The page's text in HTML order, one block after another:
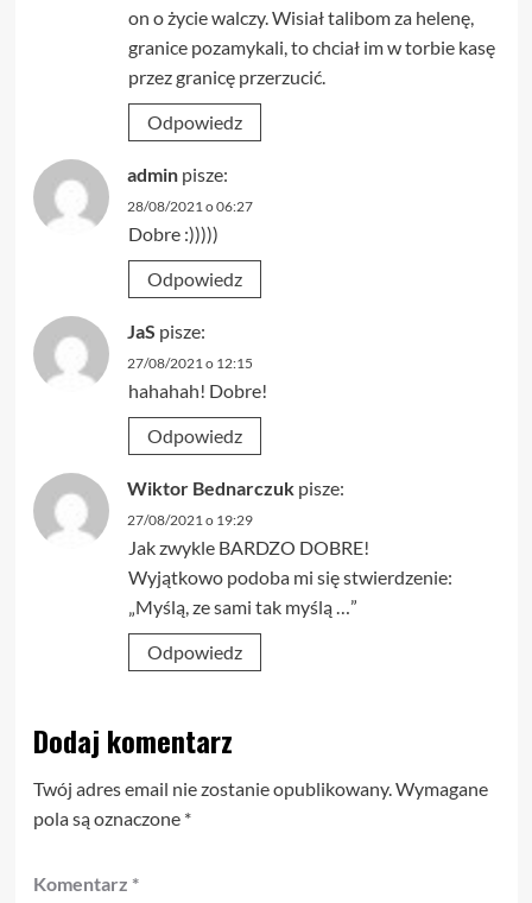
on o życie walczy. Wisiał talibom za helenę,
granice pozamykali, to chciał im w torbie kasę
przez granicę przerzucić.
Odpowiedz
admin pisze:
28/08/2021 o 06:27
Dobre :)))))
Odpowiedz
JaS pisze:
27/08/2021 o 12:15
hahahah! Dobre!
Odpowiedz
Wiktor Bednarczuk pisze:
27/08/2021 o 19:29
Jak zwykle BARDZO DOBRE!
Wyjątkowo podoba mi się stwierdzenie:
„Myślą, ze sami tak myślą …”
Odpowiedz
Dodaj komentarz
Twój adres email nie zostanie opublikowany.Wymagane
pola są oznaczone *
Komentarz *